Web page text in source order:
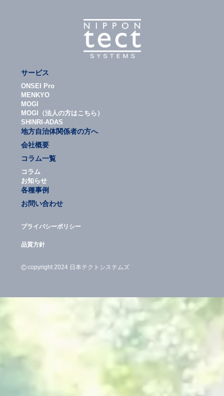
サービス
ONSEI Pro
MENKYO
MOGI
MOGI（法人の方はこちら）
SHINRI-ADAS
地方自治体関係者の方へ
会社概要
コラム一覧
コラム
お知らせ
各種事例
お問い合わせ
プライバシーポリシー
品質方針
©copyright 2024 日本テクトシステムズ